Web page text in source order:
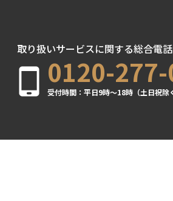
取り扱いサービスに関する総合電
0120-
受付時間：平日9時～18時（土日祝除